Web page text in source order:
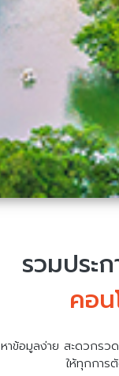
รวมประ
คอ
หาข้อมูลง่าย สะดวกรว
ให้ทุกการ